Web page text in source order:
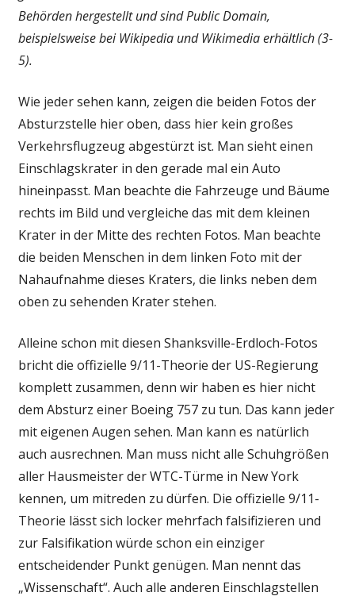
Behörden hergestellt und sind Public Domain,
beispielsweise bei Wikipedia und Wikimedia erhältlich (3-
5).
Wie jeder sehen kann, zeigen die beiden Fotos der
Absturzstelle hier oben, dass hier kein großes
Verkehrsflugzeug abgestürzt ist. Man sieht einen
Einschlagskrater in den gerade mal ein Auto
hineinpasst. Man beachte die Fahrzeuge und Bäume
rechts im Bild und vergleiche das mit dem kleinen
Krater in der Mitte des rechten Fotos. Man beachte
die beiden Menschen in dem linken Foto mit der
Nahaufnahme dieses Kraters, die links neben dem
oben zu sehenden Krater stehen.
Alleine schon mit diesen Shanksville-Erdloch-Fotos
bricht die offizielle 9/11-Theorie der US-Regierung
komplett zusammen, denn wir haben es hier nicht
dem Absturz einer Boeing 757 zu tun. Das kann jeder
mit eigenen Augen sehen. Man kann es natürlich
auch ausrechnen. Man muss nicht alle Schuhgrößen
aller Hausmeister der WTC-Türme in New York
kennen, um mitreden zu dürfen. Die offizielle 9/11-
Theorie lässt sich locker mehrfach falsifizieren und
zur Falsifikation würde schon ein einziger
entscheidender Punkt genügen. Man nennt das
„Wissenschaft“. Auch alle anderen Einschlagstellen